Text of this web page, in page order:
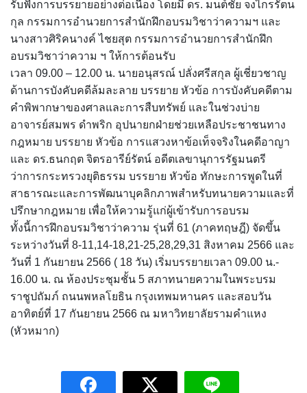
รับฟังการบรรยายอย่างต่อเนื่อง โดยมี ดร. มนต์ชัย จงไกรรัตน
กุล กรรมการอำนวยการสำนักฝึกอบรมวิชาว่าความฯ และ
นางสาวศิริคนางค์ ไชยสุต กรรมการอำนวยการสำนักฝึก
อบรมวิชาว่าความ ฯ ให้การต้อนรับ
เวลา 09.00 – 12.00 น. นายอนุสรณ์ ปลั่งศรีสกุล ผู้เชี่ยวชาญ
ด้านการบังคับคดีล้มละลาย บรรยาย หัวข้อ การบังคับคดีตาม
คำพิพากษาของศาลและการสืบทรัพย์ และในช่วงบ่าย
อาจารย์สมพร ดำพริก อุปนายกฝ่ายช่วยเหลือประชาชนทาง
กฎหมาย บรรยาย หัวข้อ การแสวงหาข้อเท็จจริงในคดีอาญา
และ ดร.ธนกฤต จิตรอารีย์รัตน์ อดีตเลขานุการรัฐมนตรี
ว่าการกระทรวงยุติธรรม บรรยาย หัวข้อ ทักษะการพูดในที่
สาธารณะและการพัฒนาบุคลิกภาพสำหรับทนายความและที่
ปรึกษากฎหมาย เพื่อให้ความรู้แก่ผู้เข้ารับการอบรม
ทั้งนี้การฝึกอบรมวิชาว่าความ รุ่นที่ 61 (ภาคทฤษฎี) จัดขึ้น
ระหว่างวันที่ 8-11,14-18,21-25,28,29,31 สิงหาคม 2566 และ
วันที่ 1 กันยายน 2566 ( 18 วัน) เริ่มบรรยายเวลา 09.00 น.-
16.00 น. ณ ห้องประชุมชั้น 5 สภาทนายความในพระบรม
ราชูปถัมภ์ ถนนพหลโยธิน กรุงเทพมหานคร และสอบวัน
อาทิตย์ที่ 17 กันยายน 2566 ณ มหาวิทยาลัยรามคำแหง
(หัวหมาก)